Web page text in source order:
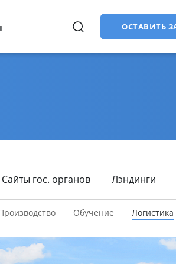
Битрикс24: облачная версия
Битрикс24: коробочная версия
ОСТАВИТЬ
Сайты гос. органов Лэндинги
Обучение Логистика